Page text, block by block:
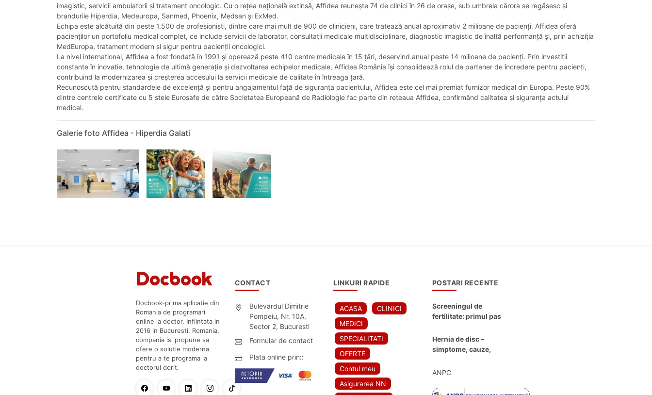
imagistic, servicii ambulatorii și tratament oncologic. Cu o rețea națională extinsă, Affidea reunește 74 de clinici în 26 de orașe, sub umbrela cărora se regăsesc și
brandurile Hiperdia, Medeuropa, Sanmed, Phoenix, Medsan și ExMed.
Echipa este alcătuită din peste 1.500 de profesioniști, dintre care mai mult de 900 de clinicieni, care tratează anual aproximativ 2 milioane de pacienți. Affidea oferă
pacienților un portofoliu medical complet, ce include servicii de laborator, consultații medicale multidisciplinare, diagnostic imagistic de înaltă performanță și, prin achiziția
MedEuropa, tratament modern și sigur pentru pacienții oncologici.
La nivel internațional, Affidea a fost fondată în 1991 și operează peste 410 centre medicale în 15 țări, deservind anual peste 14 milioane de pacienți. Prin investiții
constante în inovatie, tehnologie de ultimă generație și dezvoltarea echipelor medicale, Affidea România își consolidează rolul de partener de încredere pentru pacienți,
contribuind la modernizarea și creșterea accesului la servicii medicale de calitate în întreaga țară.
Recunoscută pentru standardele de excelență și pentru angajamentul față de siguranța pacientului, Affidea este cel mai premiat furnizor medical din Europa. Peste 90%
dintre centrele certificate cu 5 stele Eurosafe de către Societatea Europeană de Radiologie fac parte din rețeaua Affidea, confirmând calitatea și siguranța actului
medical.
Galerie foto Affidea - Hiperdia Galati
Docbook-prima aplicatie din
Romania de programari
online la doctor. Infiintata in
2016 in Bucuresti, Romania,
compania isi propune sa
ofere o solutie moderna
pentru a te programa la
doctorul dorit.
CONTACT
Bulevardul Dimitrie
Pompeiu, Nr. 10A,
Sector 2, Bucuresti
Formular de contact
Plata online prin::
LINKURI RAPIDE
ACASA
CLINICI
MEDICI
SPECIALITATI
OFERTE
Contul meu
Asigurarea NN
POSTARI RECENTE
Screeningul de
fertilitate: primul pas
Hernia de disc –
simptome, cauze,
moderne de
ANPC